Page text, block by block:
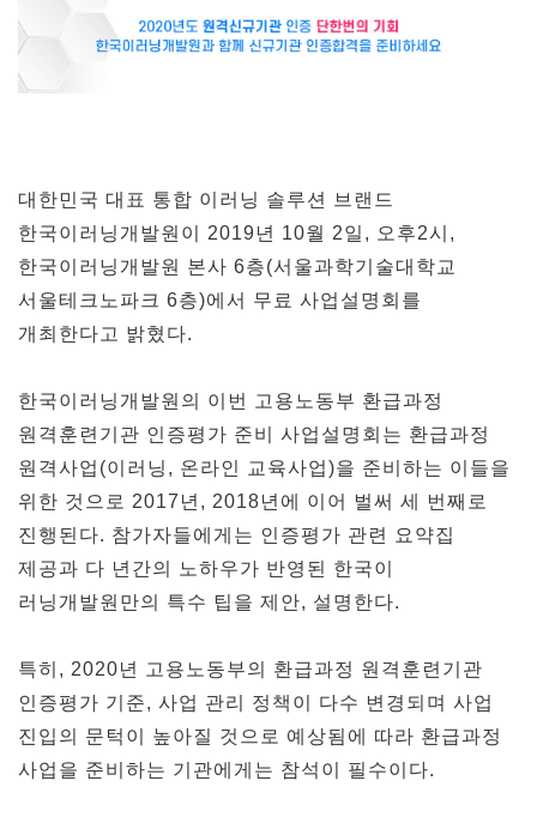
대한민국 대표 통합 이러닝 솔루션 브랜드
한국이러닝개발원이 2019년 10월 2일, 오후2시,
한국이러닝개발원 본사 6층(서울과학기술대학교
서울테크노파크 6층)에서 무료 사업설명회를
개최한다고 밝혔다.
한국이러닝개발원의 이번 고용노동부 환급과정
원격훈련기관 인증평가 준비 사업설명회는 환급과정
원격사업(이러닝, 온라인 교육사업)을 준비하는 이들을
위한 것으로 2017년, 2018년에 이어 벌써 세 번째로
진행된다. 참가자들에게는 인증평가 관련 요약집
제공과 다 년간의 노하우가 반영된 한국이
러닝개발원만의 특수 팁을 제안, 설명한다.
특히, 2020년 고용노동부의 환급과정 원격훈련기관
인증평가 기준, 사업 관리 정책이 다수 변경되며 사업
진입의 문턱이 높아질 것으로 예상됨에 따라 환급과정
사업을 준비하는 기관에게는 참석이 필수이다.